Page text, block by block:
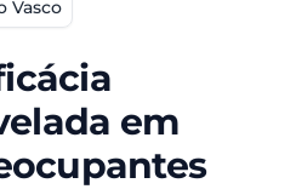
Vasco
em